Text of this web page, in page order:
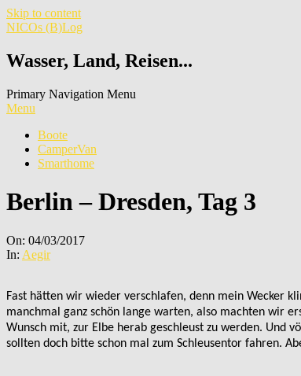
Skip to content
NICOs (B)Log
Wasser, Land, Reisen...
Primary Navigation Menu
Menu
Boote
CamperVan
Smarthome
Berlin – Dresden, Tag 3
On: 04/03/2017
In: Aegir
Fast hätten wir wieder verschlafen, denn mein Wecker
manchmal ganz schön lange warten, also machten wir
Wunsch mit, zur Elbe herab geschleust zu werden. Und
sollten doch bitte schon mal zum Schleusentor fahren.